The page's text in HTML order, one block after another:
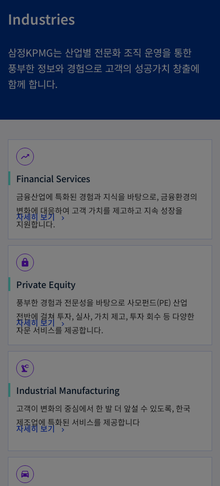
Industries
삼정KPMG는 산업별 전문화 조직 운영을 통한
풍부한 정보와 경험으로 고객의 성공가치 창출에
함께 합니다.
moving
Financial Services
금융산업에 특화된 경험과 지식을 바탕으로, 금융환경의
변화에 대응하여 고객 가치를 제고하고 지속 성장을
지원합니다.
자세히 보기
lock
Private Equity
풍부한 경험과 전문성을 바탕으로 사모펀드(PE) 산업
전반에 걸쳐 투자, 실사, 가치 제고, 투자 회수 등 다양한
자문 서비스를 제공합니다.
자세히 보기
precision_manufacturing
Industrial Manufacturing
고객이 변화의 중심에서 한 발 더 앞설 수 있도록, 한국
제조업에 특화된 서비스를 제공합니다
자세히 보기
drive_eta